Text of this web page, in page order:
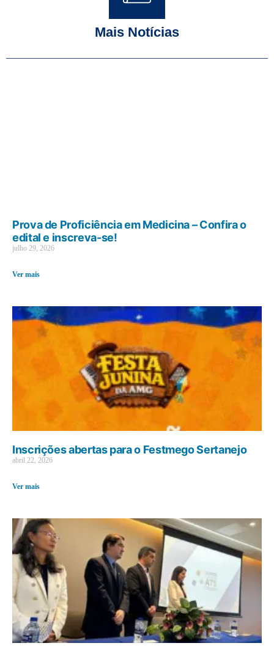
Mais Notícias
Prova de Proficiência em Medicina – Confira o
edital e inscreva-se!
julho 29, 2026
Ver mais
Inscrições abertas para o Festmego Sertanejo
abril 22, 2026
Ver mais